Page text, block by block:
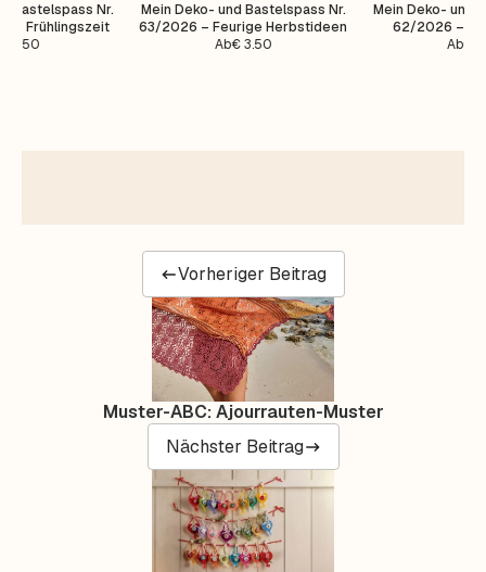
Bastelspass Nr.
Frühlingszeit
3.50
Mein Deko- und Bastelspass Nr.
63/2026 – Feurige Herbstideen
Ab€3.50
Mein Deko- und
62/2026 –
Ab€
Vorheriger Beitrag
Muster-ABC: Ajourrauten-Muster
Nächster Beitrag